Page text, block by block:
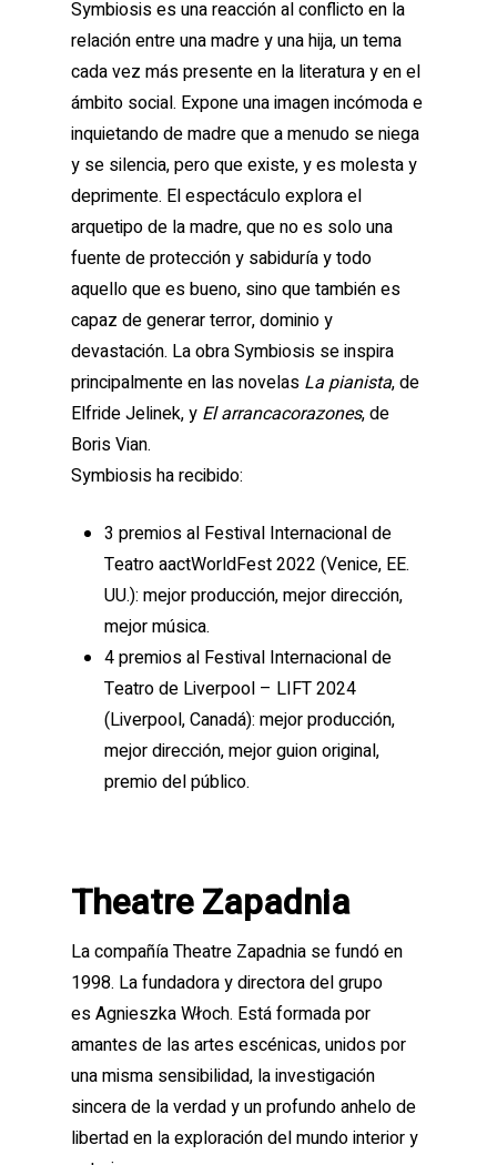
Symbiosis es una reacción al conflicto en la
relación entre una madre y una hija, un tema
cada vez más presente en la literatura y en el
ámbito social. Expone una imagen incómoda e
inquietando de madre que a menudo se niega
y se silencia, pero que existe, y es molesta y
deprimente. El espectáculo explora el
arquetipo de la madre, que no es solo una
fuente de protección y sabiduría y todo
aquello que es bueno, sino que también es
capaz de generar terror, dominio y
devastación. La obra Symbiosis se inspira
principalmente en las novelas La pianista, de
Elfride Jelinek, y El arrancacorazones, de
Boris Vian.
Symbiosis ha recibido:
3 premios al Festival Internacional de
Teatro aactWorldFest 2022 (Venice, EE.
UU.): mejor producción, mejor dirección,
mejor música.
4 premios al Festival Internacional de
Teatro de Liverpool – LIFT 2024
(Liverpool, Canadá): mejor producción,
mejor dirección, mejor guion original,
premio del público.
Theatre Zapadnia
La compañía Theatre Zapadnia se fundó en
1998. La fundadora y directora del grupo
es Agnieszka Włoch. Está formada por
amantes de las artes escénicas, unidos por
una misma sensibilidad, la investigación
sincera de la verdad y un profundo anhelo de
libertad en la exploración del mundo interior y